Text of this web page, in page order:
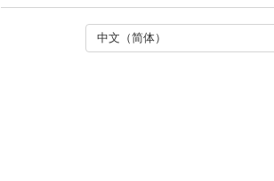
要了解
中文（简体）